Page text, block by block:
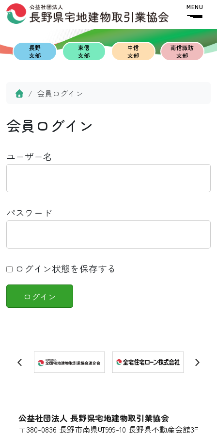
Skip to content
Skip to footer
長野
支部
東信
支部
中信
支部
南信諏訪
支部
Home会員ログイン
会員ログイン
ユーザー名
パスワード
ログイン状態を保存する
公益社団法人 長野県宅地建物取引業協会
〒380-0836 長野市南県町999-10 長野県不動産会館3F
MENU